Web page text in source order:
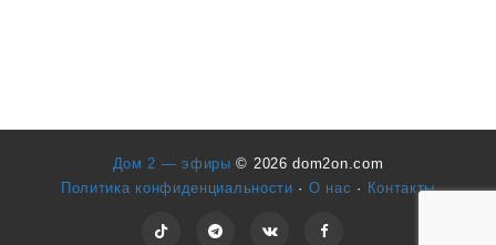
Дом 2 — эфиры© 2026 dom2on.com
Политика конфиденциальности · О нас · Контакты